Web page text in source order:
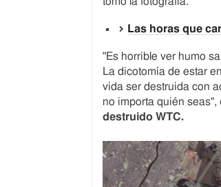
Las horas que
"Es horrible ver humo
La dicotomía de estar
vida ser destruida con
no importa quién seas",
destruido WTC.